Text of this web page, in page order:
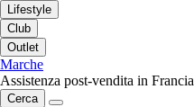
Lifestyle
Club
Outlet
Marche
Assistenza post-vendita in Francia
Cerca